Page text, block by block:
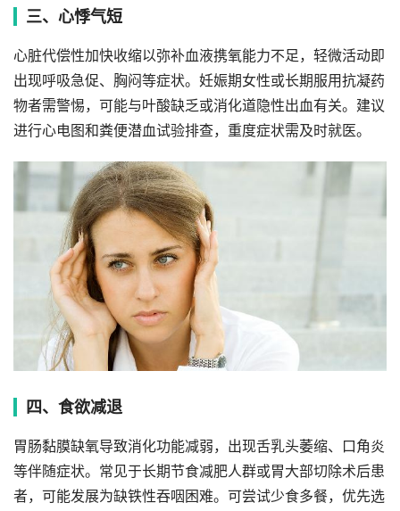
三、心悸气短
心脏代偿性加快收缩以弥补血液携氧能力不足，轻微活动即
出现呼吸急促、胸闷等症状。妊娠期女性或长期服用抗凝药
物者需警惕，可能与叶酸缺乏或消化道隐性出血有关。建议
进行心电图和粪便潜血试验排查，重度症状需及时就医。
四、食欲减退
胃肠黏膜缺氧导致消化功能减弱，出现舌乳头萎缩、口角炎
等伴随症状。常见于长期节食减肥人群或胃大部切除术后患
者，可能发展为缺铁性吞咽困难。可尝试少食多餐，优先选